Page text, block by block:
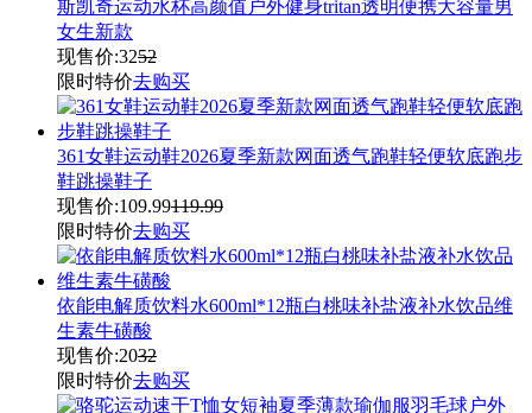
斯凯奇运动水杯高颜值户外健身tritan透明便携大容量男
女生新款
现售价:3252
限时特价去购买
361女鞋运动鞋2026夏季新款网面透气跑鞋轻便软底跑步
鞋跳操鞋子
现售价:109.99119.99
限时特价去购买
依能电解质饮料水600ml*12瓶白桃味补盐液补水饮品维
生素牛磺酸
现售价:2032
限时特价去购买